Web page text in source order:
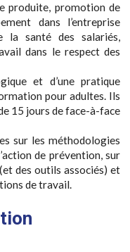
produite, promotion de
dans l’entreprise
la santé des salariés,
dans le respect des
et d’une pratique
pour adultes. Ils
15 jours de face-à-face
sur les méthodologies
de prévention, sur
des outils associés) et
de travail.